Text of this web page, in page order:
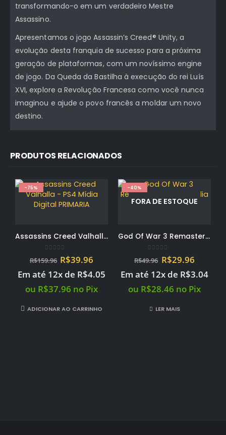
transformando-o em um verdadeiro Mestre
Assassino.
Apresentamos o jogo Assassin’s Creed® Unity, a
evolução desta franquia de sucesso para a próxima
geração de plataformas, com um novíssimo engine
de jogo. Da Queda da Bastilha à execução do rei Luís
XVI, explore a Revolução Francesa como você nunca
imaginou e ajude o povo francês a moldar um novo
destino.
PRODUTOS RELACIONADOS
-75%
Assassins Creed Valhalla – PS4 Mídia Digital PRIMARIA
out of 5
R$159.96 O
preço
original
era:
R$159.96.
R$39.96
atual
R$39.96.
Em até 12x de R$4.05
ou R$37.96 no Pix
ADICIONAR AO CARRINHO
-40%
FORA DE ESTOQUE
God Of War 3 Remastered – PS4 Mídia Digital PRIMARIA
out of 5
R$49.96 O
preço
original
era:
R$49.96.
R$29.96O
atual
é:
Em até 12x de R$3.04
ou R$28.46 no Pix
LER MAIS